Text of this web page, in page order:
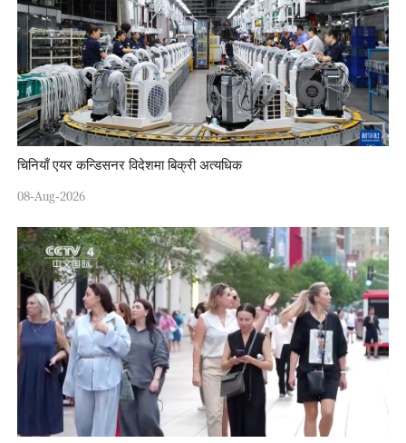
चिनियाँ एयर कन्डिसनर विदेशमा बिक्री अत्यधिक
08-Aug-2026